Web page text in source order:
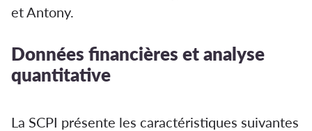
et Antony.
Données financières et analyse
quantitative
La SCPI présente les caractéristiques suivantes